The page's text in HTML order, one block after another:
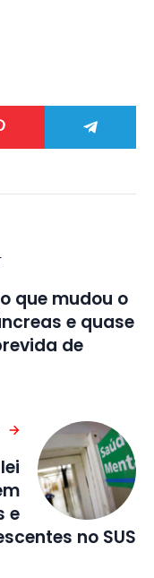
que mudou o
e quase
de
e
no SUS